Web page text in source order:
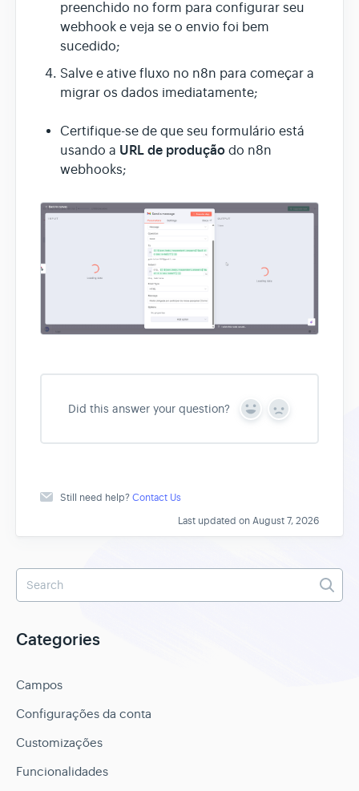
preenchido no form para configurar seu
webhook e veja se o envio foi bem
sucedido;
Salve e ative fluxo no n8n para começar a
migrar os dados imediatamente;
Certifique-se de que seu formulário está
usando a URL de produção do n8n
webhooks;
Did this answer your question?
Y
s
N
Still need help?Contact Us
Last updated on August 7, 2026
Categories
Campos
Configurações da conta
Customizações
Funcionalidades